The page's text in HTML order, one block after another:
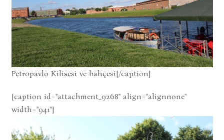
Petropavlo Kilisesi ve bahçesi[/caption]
[caption id="attachment_9268" align="alignnone"
width="941"]